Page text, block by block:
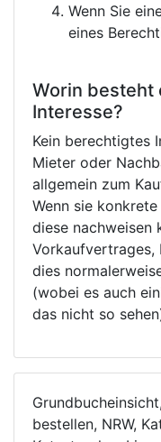
Wenn Sie
eines
Worin besteht
Interesse?
Kein berechtigtes
Mieter oder
allgemein zum
Wenn sie
diese nachweisen
Vorkaufvertrages,
dies
(wobei es auch
das nicht so
bestellen, NRW,